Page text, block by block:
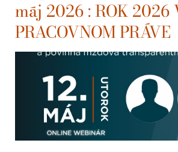
máj 2026 : ROK 2026
PRACOVNOM PRÁVE